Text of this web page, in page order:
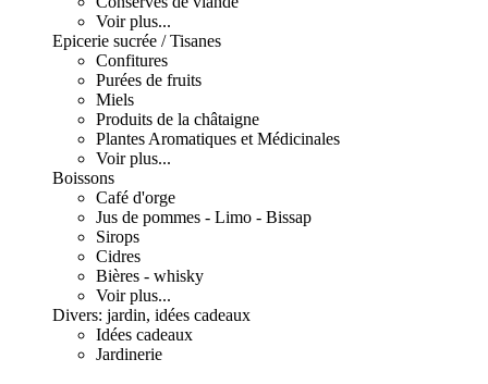
Voir plus...
Epicerie sucrée / Tisanes
Confitures
Purées de fruits
Miels
Produits de la châtaigne
Plantes Aromatiques et Médicinales
Voir plus...
Boissons
Café d'orge
Jus de pommes - Limo - Bissap
Sirops
Cidres
Bières - whisky
Voir plus...
Divers: jardin, idées cadeaux
Idées cadeaux
Jardinerie